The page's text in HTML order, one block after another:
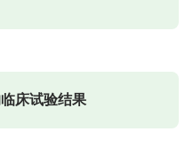
床试验结果